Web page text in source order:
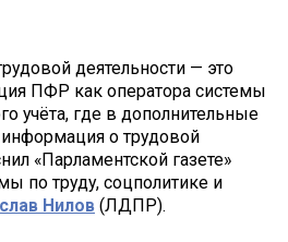
деятельности — это
ПФР как оператора системы
учёта, где в дополнительные
информация о трудовой
«Парламентской газете»
по труду, соцполитике и
Нилов (ЛДПР).